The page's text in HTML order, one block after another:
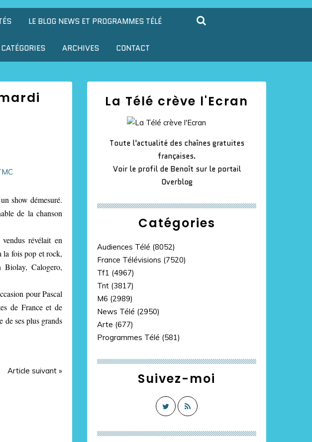
LE BLOG NEWS ET PROGRAMMES TÉLÉ
CATÉGORIES ARCHIVES CONTACT
show démesuré.
de la chanson
révélait en
la fois pop et rock,
Calogero,
pour Pascal
de France et de
de ses plus grands
Article suivant »
Catégories
Audiences Télé (8052)
France Télévisions (7520)
Tf1 (4967)
Tnt (3817)
M6 (2989)
News Télé (2950)
Arte (677)
Programmes Télé (581)
La Télé crève l'Ecran
Toute l'actualité des chaînes gratuites
françaises.
Voir le profil de Benoît sur le portail
Overblog
Suivez-moi